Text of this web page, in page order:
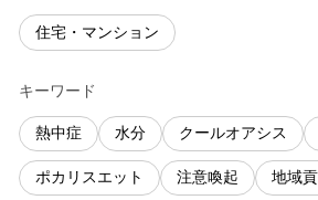
住宅・マンション
キーワード
熱中症 水分 クールオアシス
ポカリスエット 注意喚起 地域